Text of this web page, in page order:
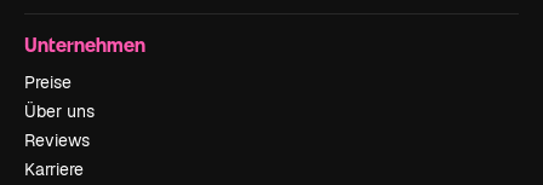
Unternehmen
Preise
Über uns
Reviews
Karriere